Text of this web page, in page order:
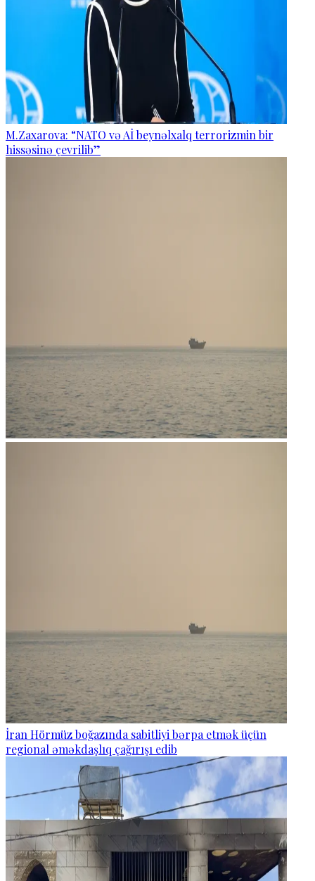
M.Zaxarova: “NATO və Aİ beynəlxalq terrorizmin bir
hissəsinə çevrilib”
İran Hörmüz boğazında sabitliyi bərpa etmək üçün
regional əməkdaşlıq çağırışı edib